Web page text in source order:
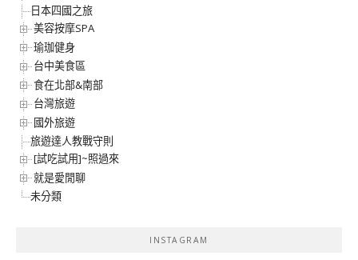
日本四國之旅
美容按摩SPA
瑜珈健身
台中美食區
食在北部&南部
台灣旅遊
國外旅遊
旅遊達人教戰守則
[試吃試用]~照過來
就是愛閒聊
未分類
INSTAGRAM